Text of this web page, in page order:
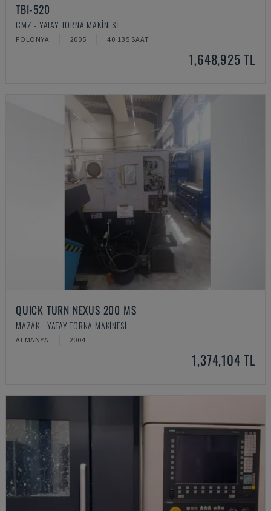
TBI-520
CMZ - YATAY TORNA MAKINESI
POLONYA 2005 40.135 SAAT
1,648,925 TL
QUICK TURN NEXUS 200 MS
MAZAK - YATAY TORNA MAKINESI
ALMANYA 2004
1,374,104 TL